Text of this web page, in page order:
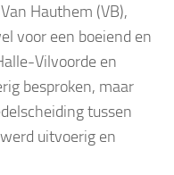
Hauthem (VB),
voor een boeiend en
Vilvoorde en
besproken, maar
tussen
uitvoerig en